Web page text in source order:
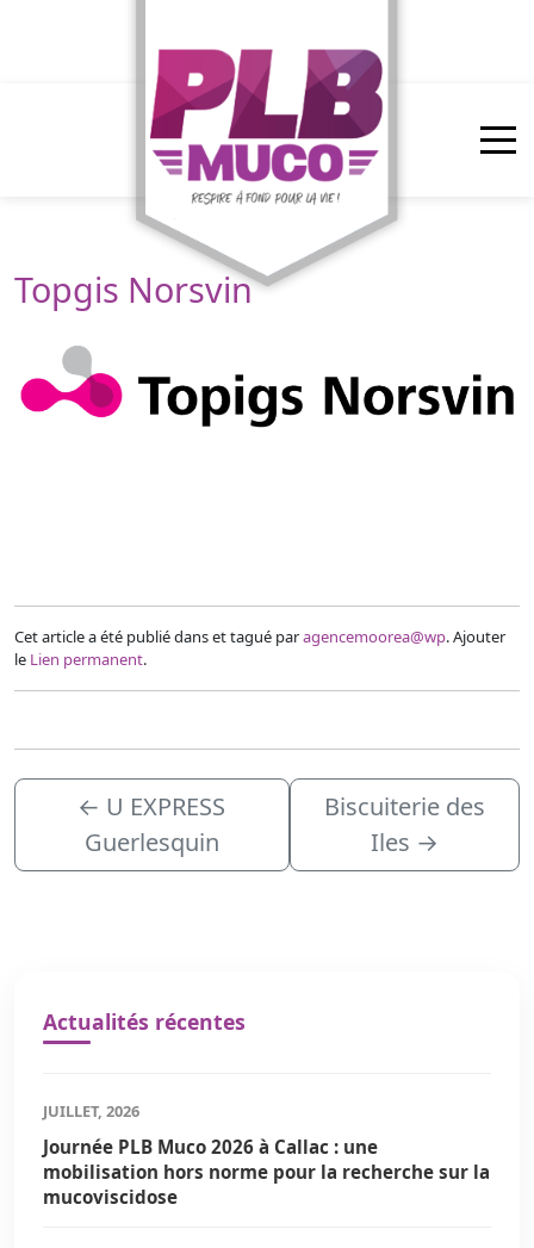
Topgis Norsvin
Cet article a été publié dans et tagué paragencemoorea@wp. Ajouter
le Lien permanent.
← U EXPRESS
Guerlesquin
Biscuiterie des
Iles →
Actualités récentes
JUILLET, 2026
Journée PLB Muco 2026 à Callac : une
mobilisation hors norme pour la recherche sur la
mucoviscidose